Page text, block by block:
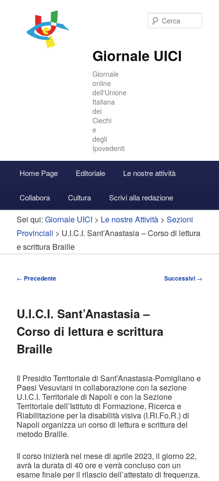
Giornale UICI
Giornale
online
dell'Unione
Italiana
dei
Ciechi
e
degli
Ipovedenti
principale
Vai
al
contenuto
principale
Vai
al
contenuto
secondario
Accedi
Home Page Editoriale Le nostre attività
Collabora Cultura Scrivi alla redazione
Sei qui:Giornale UICI > Le nostre Attività >Sezioni
Provinciali > U.I.C.I. Sant’Anastasia – Corso di lettura
e scrittura Braille
Navigazione
← Precedente Successivi →
U.I.C.I. Sant’Anastasia –
Corso di lettura e scrittura
Braille
Il Presidio Territoriale di Sant’Anastasia-Pomigliano e
Paesi Vesuviani in collaborazione con la sezione
U.I.C.I. Territoriale di Napoli e con la Sezione
Territoriale dell’Istituto di Formazione, Ricerca e
Riabilitazione per la disabilità visiva (I.Ri.Fo.R.) di
Napoli organizza un corso di lettura e scrittura del
metodo Braille.
Il corso inizierà nel mese di aprile 2023, il giorno 22,
avrà la durata di 40 ore e verrà concluso con un
esame finale per il rilascio dell’attestato di frequenza.